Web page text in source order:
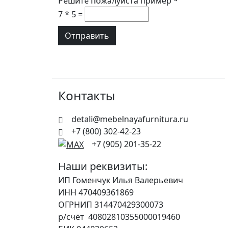
7 * 5 =
Контакты
detali@mebelnayafurnitura.ru
+7 (800) 302-42-23
+7 (905) 201-35-22
Наши реквизиты:
ИП Гоменчук Илья Валерьевич
ИНН 470409361869
ОГРНИП 314470429300073
р/счёт 40802810355000019460